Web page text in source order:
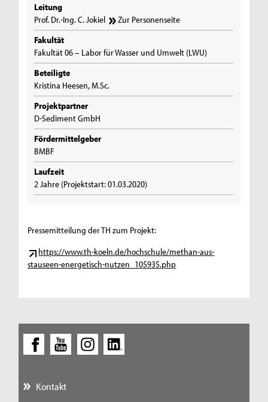
Leitung
Prof. Dr.-Ing. C. Jokiel
Zur Personenseite
Fakultät
Fakultät 06 – Labor für Wasser und Umwelt (LWU)
Beteiligte
Kristina Heesen, M.Sc.
Projektpartner
D-Sediment GmbH
Fördermittelgeber
BMBF
Laufzeit
2 Jahre (Projektstart: 01.03.2020)
Pressemitteilung der TH zum Projekt:
https://www.th-koeln.de/hochschule/methan-aus-
stauseen-energetisch-nutzen_105935.php
Kontakt